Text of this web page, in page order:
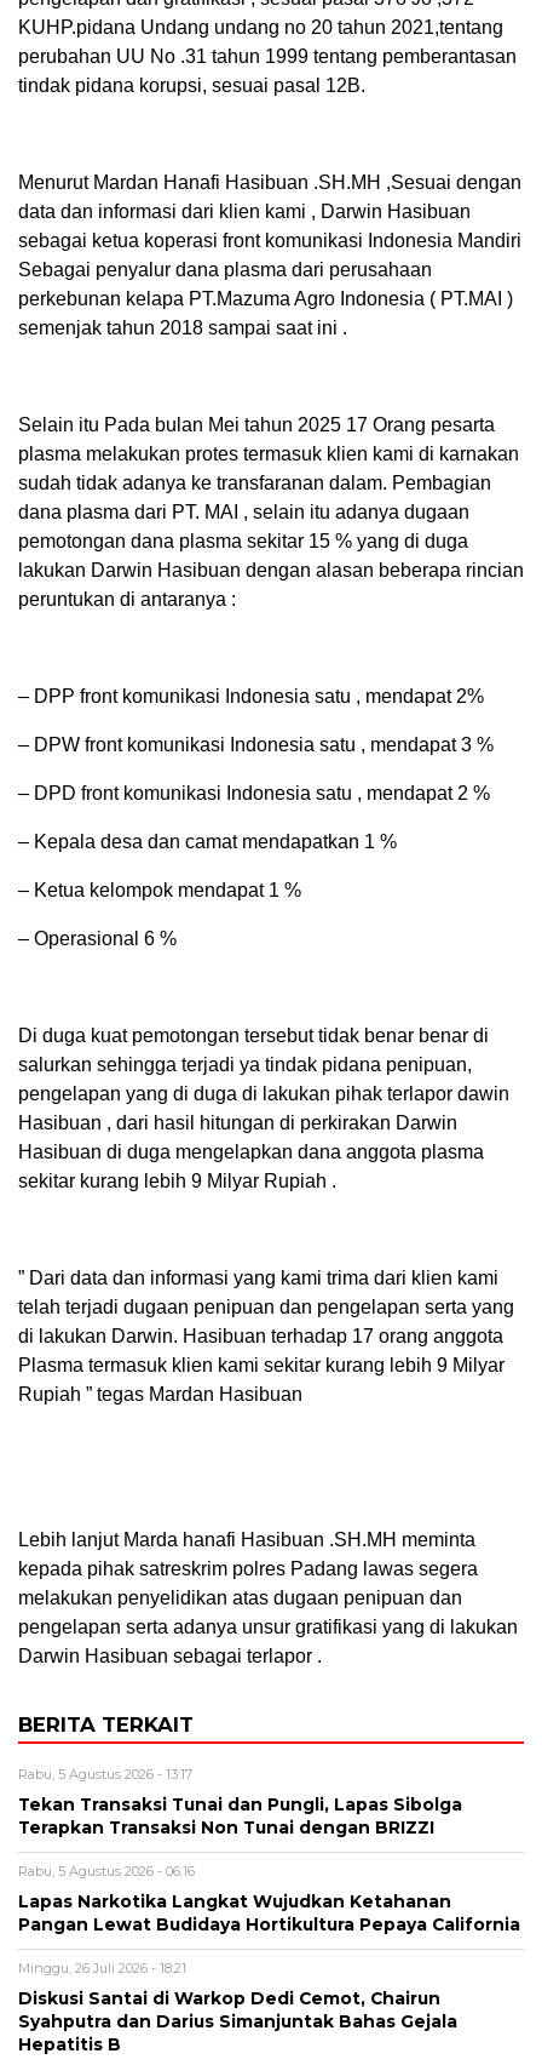
KUHP.pidana Undang undang no 20 tahun 2021,tentang
perubahan UU No .31 tahun 1999 tentang pemberantasan
tindak pidana korupsi, sesuai pasal 12B.
Menurut Mardan Hanafi Hasibuan .SH.MH ,Sesuai dengan
data dan informasi dari klien kami , Darwin Hasibuan
sebagai ketua koperasi front komunikasi Indonesia Mandiri
Sebagai penyalur dana plasma dari perusahaan
perkebunan kelapa PT.Mazuma Agro Indonesia ( PT.MAI )
semenjak tahun 2018 sampai saat ini .
Selain itu Pada bulan Mei tahun 2025 17 Orang pesarta
plasma melakukan protes termasuk klien kami di karnakan
sudah tidak adanya ke transfaranan dalam. Pembagian
dana plasma dari PT. MAI , selain itu adanya dugaan
pemotongan dana plasma sekitar 15 % yang di duga
lakukan Darwin Hasibuan dengan alasan beberapa rincian
peruntukan di antaranya :
– DPP front komunikasi Indonesia satu , mendapat 2%
– DPW front komunikasi Indonesia satu , mendapat 3 %
– DPD front komunikasi Indonesia satu , mendapat 2 %
– Kepala desa dan camat mendapatkan 1 %
– Ketua kelompok mendapat 1 %
– Operasional 6 %
Di duga kuat pemotongan tersebut tidak benar benar di
salurkan sehingga terjadi ya tindak pidana penipuan,
pengelapan yang di duga di lakukan pihak terlapor dawin
Hasibuan , dari hasil hitungan di perkirakan Darwin
Hasibuan di duga mengelapkan dana anggota plasma
sekitar kurang lebih 9 Milyar Rupiah .
” Dari data dan informasi yang kami trima dari klien kami
telah terjadi dugaan penipuan dan pengelapan serta yang
di lakukan Darwin. Hasibuan terhadap 17 orang anggota
Plasma termasuk klien kami sekitar kurang lebih 9 Milyar
Rupiah ” tegas Mardan Hasibuan
Lebih lanjut Marda hanafi Hasibuan .SH.MH meminta
kepada pihak satreskrim polres Padang lawas segera
melakukan penyelidikan atas dugaan penipuan dan
pengelapan serta adanya unsur gratifikasi yang di lakukan
Darwin Hasibuan sebagai terlapor .
BERITA TERKAIT
Rabu, 5 Agustus 2026 - 13:17
Tekan Transaksi Tunai dan Pungli, Lapas Sibolga
Terapkan Transaksi Non Tunai dengan BRIZZI
Rabu, 5 Agustus 2026 - 06:16
Lapas Narkotika Langkat Wujudkan Ketahanan
Pangan Lewat Budidaya Hortikultura Pepaya California
Minggu, 26 Juli 2026 - 18:21
Diskusi Santai di Warkop Dedi Cemot, Chairun
Syahputra dan Darius Simanjuntak Bahas Gejala
Hepatitis B